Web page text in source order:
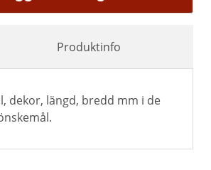
dekor, längd, bredd mm i de
Produktinfo